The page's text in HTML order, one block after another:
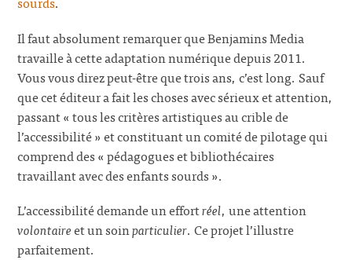
Il faut absolument remarquer que Benjamins Media
travaille à cette adaptation numérique depuis 2011.
Vous vous direz peut-être que trois ans, c’est long. Sauf
que cet éditeur a fait les choses avec sérieux et attention,
passant « tous les critères artistiques au crible de
l’accessibilité » et constituant un comité de pilotage qui
comprend des « pédagogues et bibliothécaires
travaillant avec des enfants sourds ».
L’accessibilité demande un effortréel, une attention
volontaireet un soinparticulier. Ce projet l’illustre
parfaitement.